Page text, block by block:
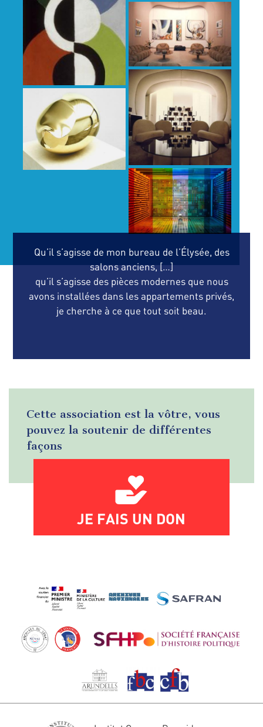
Qu’il s’agisse de mon bureau de l’Élysée, des
salons anciens, […]
qu’il s’agisse des pièces modernes que nous
avons installées dans les appartements privés,
je cherche à ce que tout soit beau.
Cette association est la vôtre, vous
pouvez la soutenir de différentes
façons
JE FAIS UN DON